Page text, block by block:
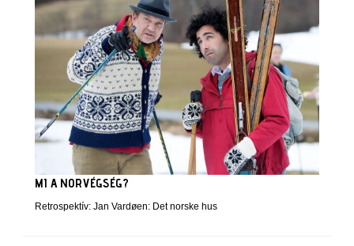
MI A NORVÉGSÉG?
Retrospektív: Jan Vardøen: Det norske hus